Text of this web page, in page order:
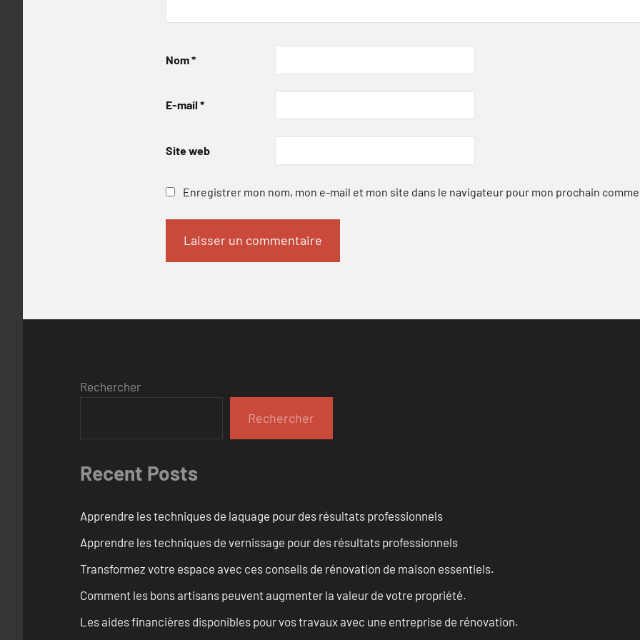
Nom*
E-mail *
Site web
Enregistrer mon nom, mon e-mail et mon site dans le navigateur pour mon prochain
Rechercher
Rechercher
Recent Posts
Apprendre les techniques de laquage pour des résultats professionnels
Apprendre les techniques de vernissage pour des résultats professionnels
Transformez votre espace avec ces conseils de rénovation de maison essentiels.
Comment les bons artisans peuvent augmenter la valeur de votre propriété.
Les aides financières disponibles pour vos travaux avec une entreprise de rénovation.